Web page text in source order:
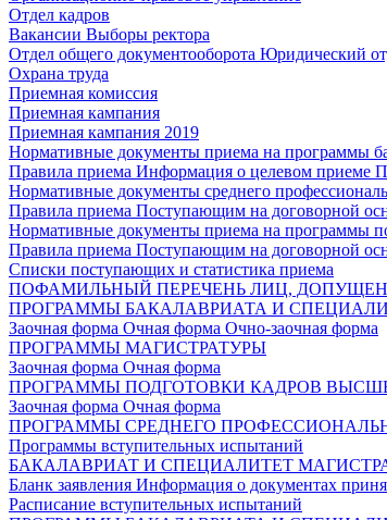
Отдел кадров
Вакансии Выборы ректора
Отдел общего документооборота Юридический
Охрана труда
Приемная комиссия
Приемная кампания
Приемная кампания 2019
Нормативные документы приема на программы
Правила приема Информация о целевом приеме
Нормативные документы среднего
Правила приема Поступающим на договорной
Нормативные документы приема на программы
Правила приема Поступающим на договорной
Списки поступающих и статистика приема
ПОФАМИЛЬНЫЙ ПЕРЕЧЕНЬ ЛИЦ,
ПРОГРАММЫ БАКАЛАВРИАТА И
Заочная форма Очная форма Очно-заочная форма
ПРОГРАММЫ МАГИСТРАТУРЫ
Заочная форма Очная форма
ПРОГРАММЫ ПОДГОТОВКИ КАДРОВ
Заочная форма Очная форма
ПРОГРАММЫ СРЕДНЕГО
Программы вступительных испытаний
БАКАЛАВРИАТ И СПЕЦИАЛИТЕТ
Бланк заявления Информация о документах
Расписание вступительных испытаний